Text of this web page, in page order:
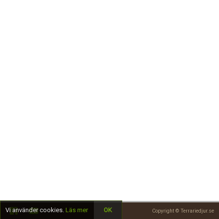
Copyright © Terrariedjur.se
Vi använder cookies. Läs mer OK